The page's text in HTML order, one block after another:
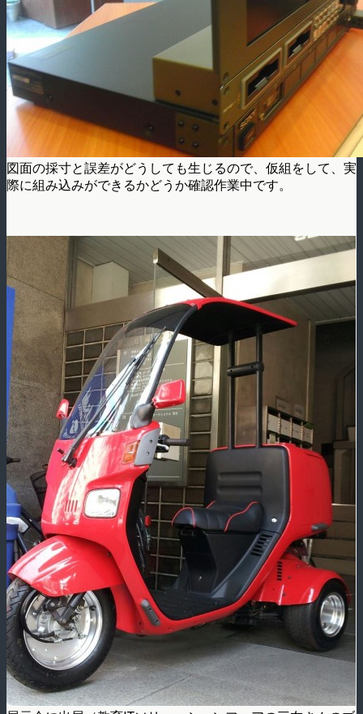
図面の採寸と誤差がどうしても生じるので、仮組をして、実
際に組み込みができるかどうか確認作業中です。